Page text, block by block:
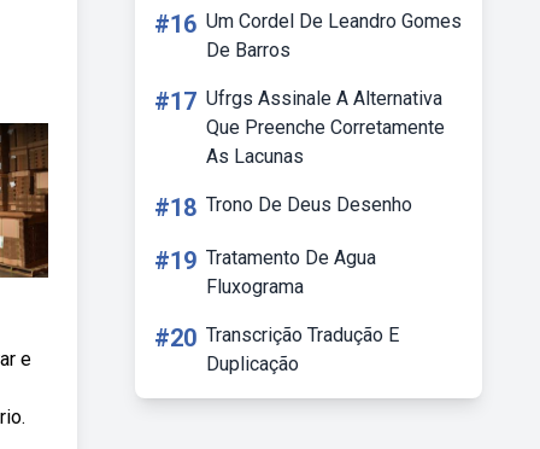
e
#16 Um Cordel De Leandro Gomes
De Barros
#17 Ufrgs Assinale A Alternativa
Que Preenche Corretamente
As Lacunas
#18 Trono De Deus Desenho
#19 Tratamento De Agua
Fluxograma
#20 Transcrição Tradução E
Duplicação